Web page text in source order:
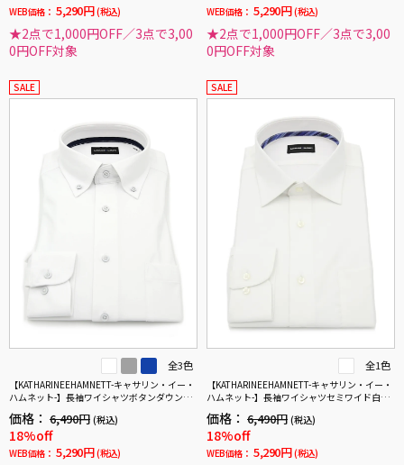
WEB価格： 5,290円 (税込)
★2点で1,000円OFF／3点で3,00
0円OFF対象
WEB価格： 5,290円 (税込)
★2点で1,000円OFF／3点で3,00
0円OFF対象
SALE
全3色
【KATHARINEEHAMNETT-キャサリン・イー・
ハムネット-】長袖ワイシャツボタンダウン36
0°ストレッチ吸水速乾無地通年
価格： 6,490円 (税込)
18%off
WEB価格： 5,290円 (税込)
SALE
全1色
【KATHARINEEHAMNETT-キャサリン・イー・
ハムネット-】長袖ワイシャツセミワイド白ド
ビー柄リサイクル素材使用通年
価格： 6,490円 (税込)
18%off
WEB価格： 5,290円 (税込)